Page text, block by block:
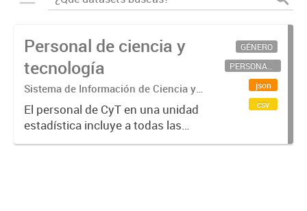
Personal de ciencia y
tecnología
Sistema de Información de Ciencia y
Tecnología Argentino (SICYTAR)
El personal de CyT en una unidad
estadística incluye a todas las
personas involucradas
GÉNERO
PERSONAL CIENTÍFICO-TECNOLÓGICO
json
csv